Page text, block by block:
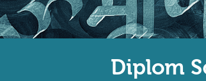
Diplom